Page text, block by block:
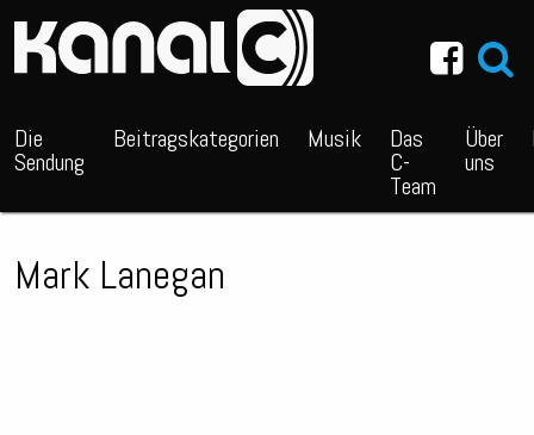
Die
Sendung
Beitragskategorien Musik Das
C-
Team
Über
uns
Mark Lanegan